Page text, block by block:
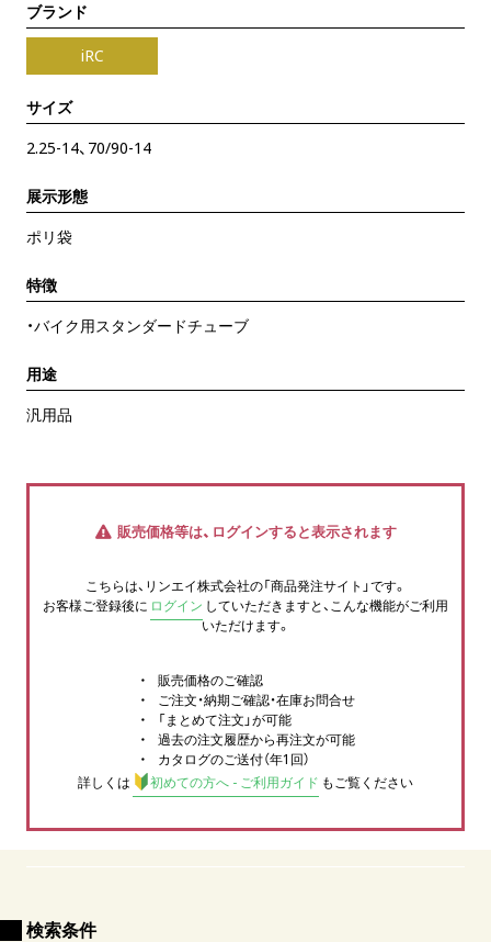
ブランド
iRC
サイズ
2.25-14、70/90-14
展示形態
ポリ袋
特徴
・バイク用スタンダードチューブ
用途
汎用品
販売価格等は、ログインすると表示されます
こちらは、リンエイ株式会社の「商品発注サイト」です。
お客様ご登録後に ログイン していただきますと、こんな機能がご利用
いただけます。
販売価格のご確認
ご注文・納期ご確認・在庫お問合せ
「まとめて注文」が可能
過去の注文履歴から再注文が可能
カタログのご送付（年1回）
詳しくは
初めての方へ - ご利用ガイド もご覧ください
検索条件